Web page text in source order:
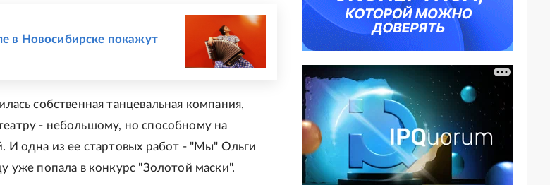
в Новосибирске покажут
собственная танцевальная компания,
- небольшому, но способному на
И одна из ее стартовых работ - "Мы" Ольги
уже попала в конкурс "Золотой маски".